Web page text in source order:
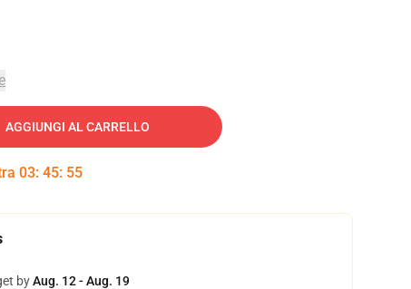
AGGIUNGI AL CARRELLO
03: 45: 54
byAug. 12 - Aug. 19